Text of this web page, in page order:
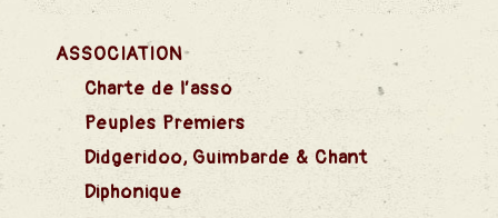
ASSOCIATION
Charte de l’asso
Peuples Premiers
Didgeridoo, Guimbarde & Chant
Diphonique